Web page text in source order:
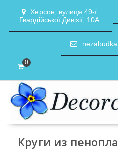
Херсон, вулиця 49-ї
Гвардійської Дивізії, 10А
0
Круги из